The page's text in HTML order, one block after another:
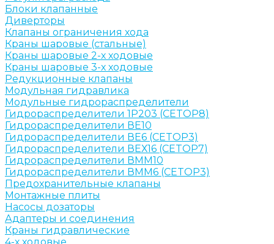
Блоки клапанные
Диверторы
Клапаны ограничения хода
Краны шаровые (стальные)
Краны шаровые 2-х ходовые
Краны шаровые 3-х ходовые
Редукционные клапаны
Модульная гидравлика
Модульные гидрораспределители
Гидрораспределители 1Р203 (CETOP8)
Гидрораспределители ВЕ10
Гидрораспределители ВЕ6 (CETOP3)
Гидрораспределители ВЕХ16 (CETOP7)
Гидрораспределители ВММ10
Гидрораспределители ВММ6 (CETOP3)
Предохранительные клапаны
Монтажные плиты
Насосы дозаторы
Адаптеры и соединения
Краны гидравлические